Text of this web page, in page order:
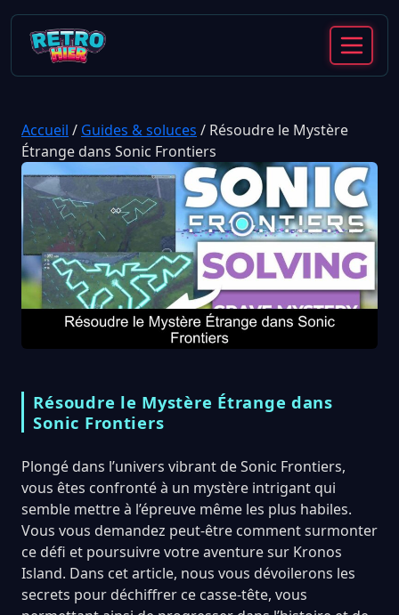
Accueil / Guides & soluces / Résoudre le Mystère
Étrange dans Sonic Frontiers
Résoudre le Mystère Étrange dans
Sonic Frontiers
Plongé dans l’univers vibrant de Sonic Frontiers,
vous êtes confronté à un mystère intrigant qui
semble mettre à l’épreuve même les plus habiles.
Vous vous demandez peut-être comment surmonter
ce défi et poursuivre votre aventure sur Kronos
Island. Dans cet article, nous vous dévoilerons les
secrets pour déchiffrer ce casse-tête, vous